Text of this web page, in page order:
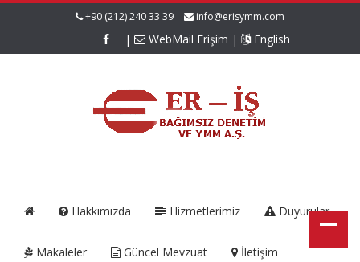
+90 (212) 240 33 39 info@erisymm.com
| WebMail Erişim | English
Hakkımızda Hizmetlerimiz Duyurular
Makaleler Güncel Mevzuat İletişim